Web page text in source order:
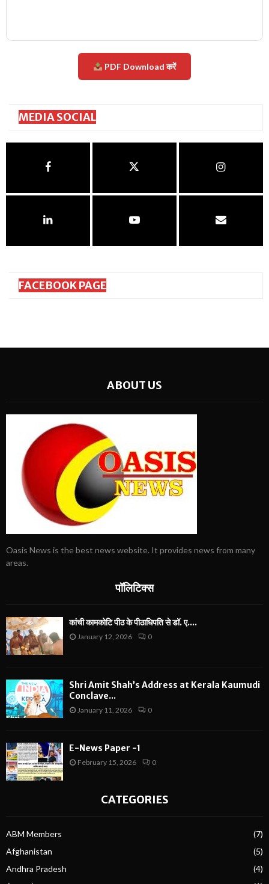
PDF Download करें
MEDIA SOCIAL
FACEBOOK PAGE
ABOUT US
Oasis News is the best news website. It provides news from many
areas.
पॉलिटिक्स
कांची कामकोटि पीठ के पीठाधिपति से डॉ. ए....
January 12, 2026 0
Shri Amit Shah’s Address at Kerala Kaumudi
Conclave...
January 11, 2026 0
E-News Paper -1
February 15, 2026 0
CATEGORIES
ABM Members
(7)
Afghanistan
(5)
Andhra Pradesh
(4)